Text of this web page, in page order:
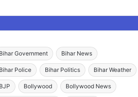
Bihar Government Bihar News
Bihar Police Bihar Politics Bihar Weather
BJP Bollywood Bollywood News